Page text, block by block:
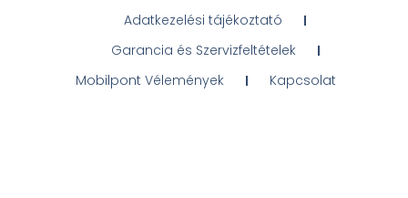
Adatkezelési tájékoztató
Garancia és Szervizfeltételek
Mobilpont Vélemények
Kapcsolat